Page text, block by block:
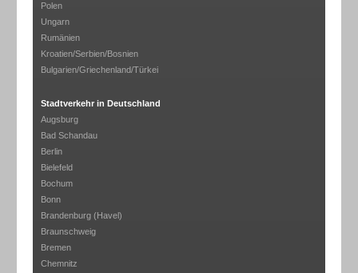
Polen
Ungarn
Rumänien
Kroatien/Serbien/Bosnien
Bulgarien/Griechenland/Türkei
Stadtverkehr in Deutschland
Augsburg
Bad Schandau
Berlin
Bielefeld
Bochum
Bonn
Brandenburg (Havel)
Braunschweig
Bremen
Chemnitz